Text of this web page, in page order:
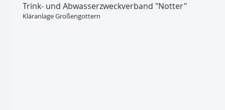
Trink- und Abwasser­zweckverband "Notter"
Kläranlage Großengottern